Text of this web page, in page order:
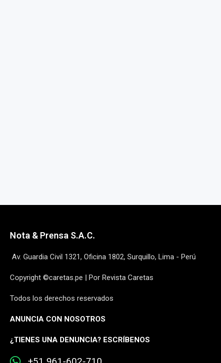
Nota & Prensa S.A.C.
Av. Guardia Civil 1321, Oficina 1802, Surquillo, Lima - Perú
Copyright ©caretas.pe | Por Revista Caretas
Todos los derechos reservados
ANUNCIA CON NOSOTROS
¿TIENES UNA DENUNCIA? ESCRÍBENOS